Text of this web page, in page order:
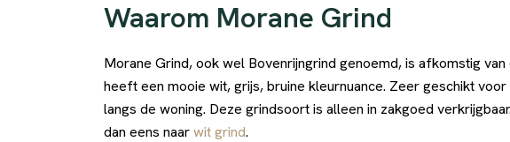
Waarom Morane Grind
Morane Grind, ook wel Bovenrijngrind genoemd, is afkomstig
heeft een mooie wit, grijs, bruine kleurnuance. Zeer geschikt
langs de woning. Deze grindsoort is alleen in zakgoed
dan eens naarwit grind.